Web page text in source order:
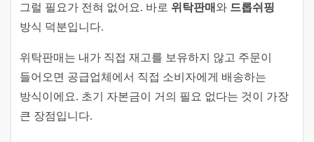
그럴 필요가 전혀 없어요. 바로 위탁판매 와 드롭쉬핑
방식 덕분입니다.
위탁판매는 내가 직접 재고를 보유하지 않고 주문이
들어오면 공급업체에서 직접 소비자에게 배송하는
방식이에요. 초기 자본금이 거의 필요 없다는 것이 가장
큰 장점입니다.